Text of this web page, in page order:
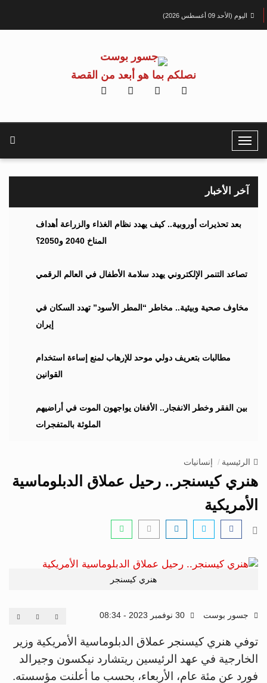
اليوم (الأحد 09 أغسطس 2026)
نصلكم بما هو أبعد من القصة
T
o
g
N
i
t
آخر الأخبار
بعد تحذيرات أوروبية.. كيف يهدد نظام الغذاء والزراعة أهداف
المناخ 2040 و2050؟
تصاعد التنمر الإلكتروني يهدد سلامة الأطفال في العالم الرقمي
مخاوف صحية وبيئية.. مخاطر “المطر الأسود” تهدد السكان في
إيران
مطالبات بتعريف دولي موحد للإرهاب لمنع إساءة استخدام
القوانين
بين الفقر وخطر الانفجار.. الأفغان يواجهون الموت في أراضيهم
الملوثة بالمتفجرات
الرئيسية إنسانيات
هنري كيسنجر.. رحيل عملاق الدبلوماسية
الأمريكية
هنري كيسنجر
جسور بوست
توفي هنري كيسنجر عملاق الدبلوماسية الأمريكية وزير
الخارجية في عهد الرئيسين ريتشارد نيكسون وجيرالد
فورد عن مئة عام، الأربعاء، بحسب ما أعلنت مؤسسته.